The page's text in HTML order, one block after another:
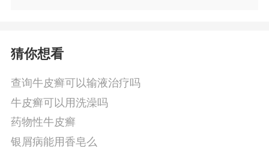
猜你想看
查询牛皮癣可以输液治疗吗
牛皮癣可以用洗澡吗
药物性牛皮癣
银屑病能用香皂么